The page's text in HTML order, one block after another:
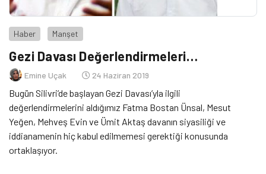
Haber Manşet
Gezi Davası Değerlendirmeleri…
Emine Uçak 24 Haziran 2019
Bugün Silivri’de başlayan Gezi Davası’yla ilgili
değerlendirmelerini aldığımız Fatma Bostan Ünsal, Mesut
Yeğen, Mehveş Evin ve Ümit Aktaş davanın siyasiliği ve
iddianamenin hiç kabul edilmemesi gerektiği konusunda
ortaklaşıyor.